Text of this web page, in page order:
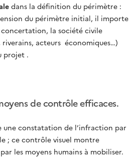
dans la définition du périmètre :
du périmètre initial, il importe
concertation, la société civile
riverains, acteurs économiques…)
projet .
de contrôle efficaces.
une constatation de l’infraction par
; ce contrôle visuel montre
les moyens humains à mobiliser.